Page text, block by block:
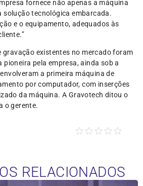
fornece não apenas a máquina
solução tecnológica embarcada.
e o equipamento, adequados às
gravação existentes no mercado foram
pioneira pela empresa, ainda sob a
a primeira máquina de
por computador, com inserções
da máquina. A Gravotech ditou o
o gerente.
RELACIONADOS